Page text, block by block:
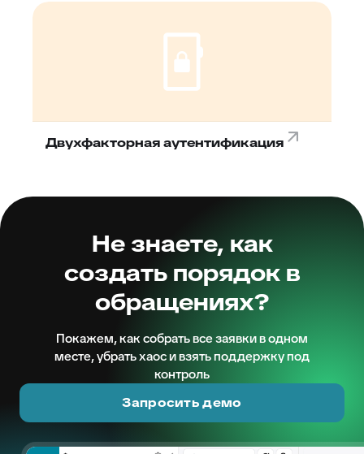
Двухфакторная аутентификация
Не знаете, как
создать порядок в
обращениях?
Покажем, как собрать все заявки в одном
месте, убрать хаос и взять поддержку под
контроль
Запросить демо